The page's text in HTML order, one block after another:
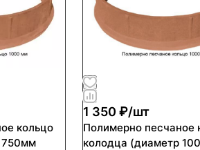
кольцо
750мм
1 350 ₽/шт
Полимерно песчаное
колодца (диаметр